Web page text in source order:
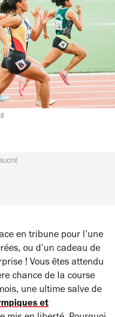
en tribune pour l’une
ou d’un cadeau de
! Vous êtes attendu
chance de la course
une ultime salve de
et